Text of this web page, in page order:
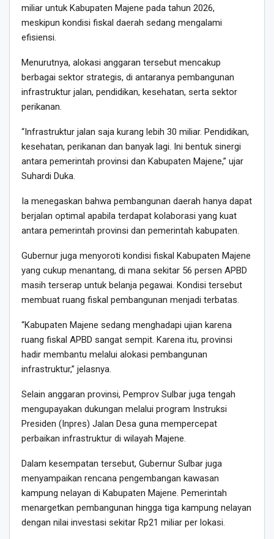
miliar untuk Kabupaten Majene pada tahun 2026,
meskipun kondisi fiskal daerah sedang mengalami
efisiensi.
Menurutnya, alokasi anggaran tersebut mencakup
berbagai sektor strategis, di antaranya pembangunan
infrastruktur jalan, pendidikan, kesehatan, serta sektor
perikanan.
“Infrastruktur jalan saja kurang lebih 30 miliar. Pendidikan,
kesehatan, perikanan dan banyak lagi. Ini bentuk sinergi
antara pemerintah provinsi dan Kabupaten Majene,” ujar
Suhardi Duka.
Ia menegaskan bahwa pembangunan daerah hanya dapat
berjalan optimal apabila terdapat kolaborasi yang kuat
antara pemerintah provinsi dan pemerintah kabupaten.
Gubernur juga menyoroti kondisi fiskal Kabupaten Majene
yang cukup menantang, di mana sekitar 56 persen APBD
masih terserap untuk belanja pegawai. Kondisi tersebut
membuat ruang fiskal pembangunan menjadi terbatas.
“Kabupaten Majene sedang menghadapi ujian karena
ruang fiskal APBD sangat sempit. Karena itu, provinsi
hadir membantu melalui alokasi pembangunan
infrastruktur,” jelasnya.
Selain anggaran provinsi, Pemprov Sulbar juga tengah
mengupayakan dukungan melalui program Instruksi
Presiden (Inpres) Jalan Desa guna mempercepat
perbaikan infrastruktur di wilayah Majene.
Dalam kesempatan tersebut, Gubernur Sulbar juga
menyampaikan rencana pengembangan kawasan
kampung nelayan di Kabupaten Majene. Pemerintah
menargetkan pembangunan hingga tiga kampung nelayan
dengan nilai investasi sekitar Rp21 miliar per lokasi.